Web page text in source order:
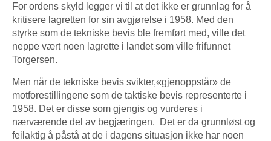
For ordens skyld legger vi til at det ikke er grunnlag for å
kritisere lagretten for sin avgjørelse i 1958. Med den
styrke som de tekniske bevis ble fremført med, ville det
neppe vært noen lagrette i landet som ville frifunnet
Torgersen.
Men når de tekniske bevis svikter,«gjenoppstår» de
motforestillingene som de taktiske bevis representerte i
1958. Det er disse som gjengis og vurderes i
nærværende del av begjæringen. Det er da grunnløst og
feilaktig å påstå at de i dagens situasjon ikke har noen